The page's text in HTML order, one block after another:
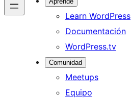
Learn WordPress
Documentación
WordPress.tv
Comunidad
Meetups
Equipo